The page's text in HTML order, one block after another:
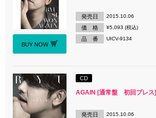
BUY NOW
発売日 2015.10.06
価 格 ¥5,093 (税込)
品 番 UICV-9134
CD
AGAIN [通常盤 初回プレス]
発売日 2015.10.06